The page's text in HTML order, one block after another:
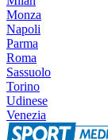
Monza
Napoli
Parma
Roma
Sassuolo
Torino
Udinese
Venezia